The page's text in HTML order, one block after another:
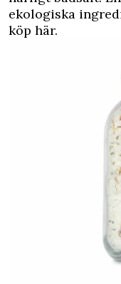
ekologiska
köp här.